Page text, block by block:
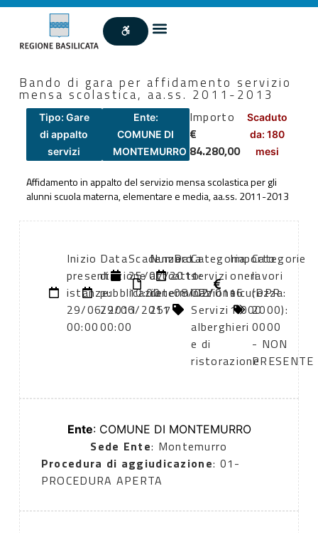
Bando di gara per affidamento servizio
mensa scolastica, aa.ss. 2011-2013
Tipo: Gare
di appalto
servizi
Ente:
COMUNE DI
MONTEMURRO
Importo
€
84.280,00
Scaduto
da: 180
mesi
Affidamento in appalto del servizio mensa scolastica per gli
alunni scuola materna, elementare e media, aa.ss. 2011-2013
Inizio
presentazione
istanze:
29/06/2011
00:00
Data
di
pubblicazione:
29/06/2011
00:00
Scadenza:
25/07/2011
10:00
Numero
atto:
determinazione
257
Data
atto:
08/02/0116
Categoria
servizi
CPV:
Servizi
alberghieri
e di
ristorazione
Importo
oneri
sicurezza:
1.000
Categorie
lavori
(DPR
2000):
0000
- NON
PRESENTE
Ente: COMUNE DI MONTEMURRO
Sede Ente: Montemurro
Procedura di aggiudicazione: 01-
PROCEDURA APERTA